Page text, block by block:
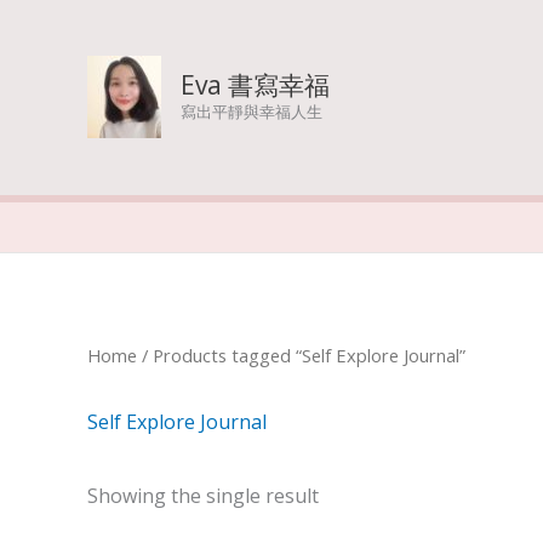
Eva 書寫幸福
寫出平靜與幸福人生
Home / Products tagged “Self Explore Journal”
Self Explore Journal
Showing the single result